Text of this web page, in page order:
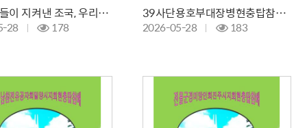
(2탄) 그들이 지켜낸 조국, 우리가 지키는 호국영웅
28 178
39사단용호부대장병현충탑참배 및 체혐활동
2026-05-28 183